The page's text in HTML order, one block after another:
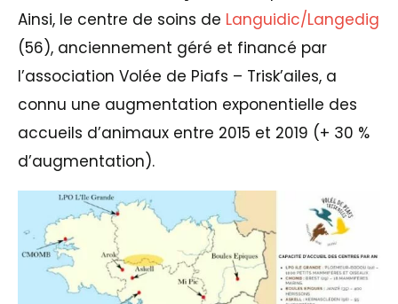
Ainsi, le centre de soins de Languidic/Langedig
(56), anciennement géré et financé par
l’association Volée de Piafs – Trisk’ailes, a
connu une augmentation exponentielle des
accueils d’animaux entre 2015 et 2019 (+ 30 %
d’augmentation).